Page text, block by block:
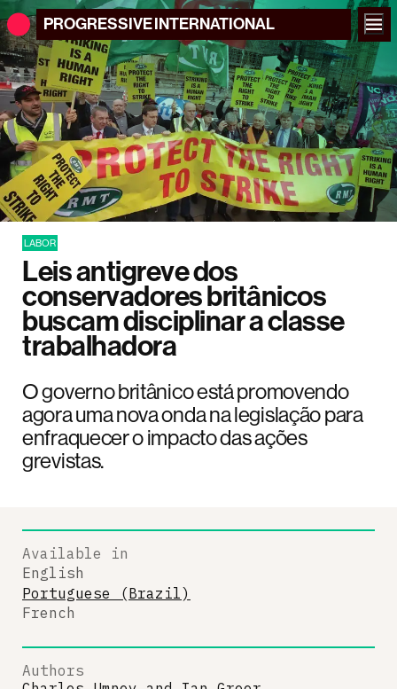
PROGRESSIVEINTERNATIONAL
LABOR
Leis antigreve dos
conservadores britânicos
buscam disciplinar a classe
trabalhadora
O governo britânico está promovendo
agora uma nova onda na legislação para
enfraquecer o impacto das ações
grevistas.
Available in
English
Portuguese (Brazil)
French
Authors